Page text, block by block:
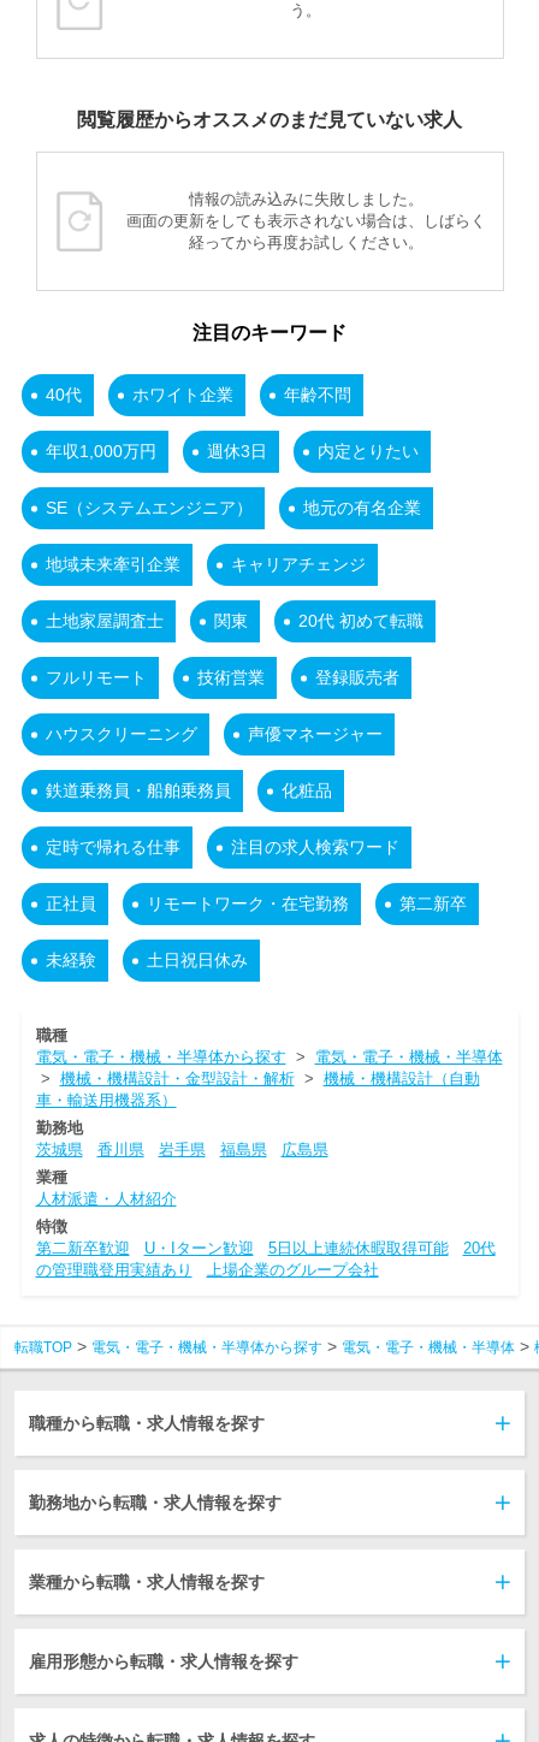
う。
閲覧履歴からオススメのまだ見ていない求人
情報の読み込みに失敗しました。
画面の更新をしても表示されない場合は、しばらく
経ってから再度お試しください。
注目のキーワード
40代 ホワイト企業 年齢不問
年収1,000万円 週休3日 内定とりたい
SE（システムエンジニア） 地元の有名企業
地域未来牽引企業 キャリアチェンジ
土地家屋調査士 関東 20代 初めて転職
フルリモート 技術営業 登録販売者
ハウスクリーニング 声優マネージャー
鉄道乗務員・船舶乗務員 化粧品
定時で帰れる仕事 注目の求人検索ワード
正社員 リモートワーク・在宅勤務 第二新卒
未経験 土日祝日休み
職種
電気・電子・機械・半導体から探す > 電気・電子・機械・半導体
> 機械・機構設計・金型設計・解析> 機械・機構設計（自動
車・輸送用機器系）
勤務地
茨城県
香川県 岩手県 福島県
広島県
業種
人材派遣・人材紹介
特徴
第二新卒歓迎
U・Iターン歓迎 5日以上連続休暇取得可能
20代
の管理職登用実績あり
上場企業のグループ会社
転職TOP 電気・電子・機械・半導体から探す 電気・電子・機械・半導体
職種から転職・求人情報を探す
勤務地から転職・求人情報を探す
業種から転職・求人情報を探す
雇用形態から転職・求人情報を探す